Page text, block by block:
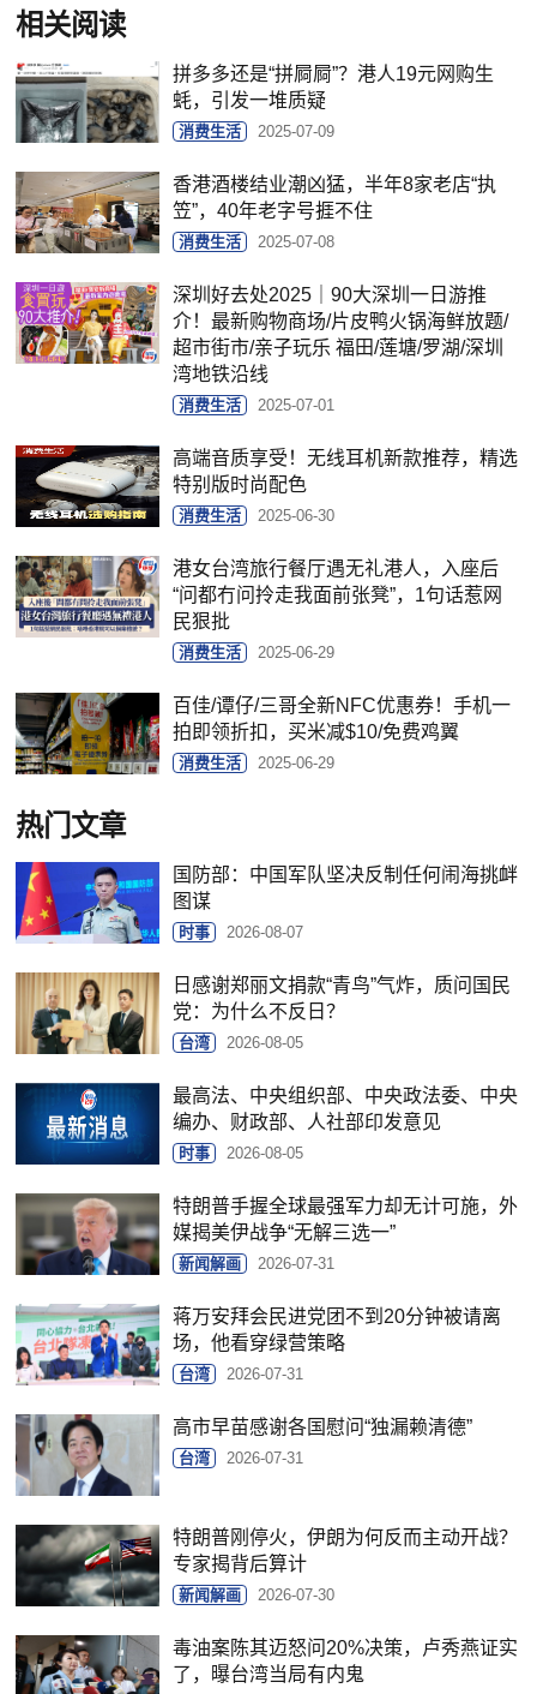
相关阅读
拼多多还是“拼屙屙”？港人19元网购生
蚝，引发一堆质疑
消费生活 2025-07-09
香港酒楼结业潮凶猛，半年8家老店“执
笠”，40年老字号捱不住
消费生活 2025-07-08
深圳好去处2025｜90大深圳一日游推
介！最新购物商场/片皮鸭火锅海鲜放题/
超市街市/亲子玩乐 福田/莲塘/罗湖/深圳
湾地铁沿线
消费生活 2025-07-01
高端音质享受！无线耳机新款推荐，精选
特别版时尚配色
消费生活 2025-06-30
港女台湾旅行餐厅遇无礼港人，入座后
“问都冇问拎走我面前张凳”，1句话惹网
民狠批
消费生活 2025-06-29
百佳/谭仔/三哥全新NFC优惠券！手机一
拍即领折扣，买米减$10/免费鸡翼
消费生活 2025-06-29
热门文章
国防部：中国军队坚决反制任何闹海挑衅
图谋
时事 2026-08-07
日感谢郑丽文捐款“青鸟”气炸，质问国民
党：为什么不反日？
台湾 2026-08-05
最高法、中央组织部、中央政法委、中央
编办、财政部、人社部印发意见
时事 2026-08-05
特朗普手握全球最强军力却无计可施，外
媒揭美伊战争“无解三选一”
新闻解画 2026-07-31
蒋万安拜会民进党团不到20分钟被请离
场，他看穿绿营策略
台湾 2026-07-31
高市早苗感谢各国慰问“独漏赖清德”
台湾 2026-07-31
特朗普刚停火，伊朗为何反而主动开战？
专家揭背后算计
新闻解画 2026-07-30
毒油案陈其迈怒问20%决策，卢秀燕证实
了，曝台湾当局有内鬼